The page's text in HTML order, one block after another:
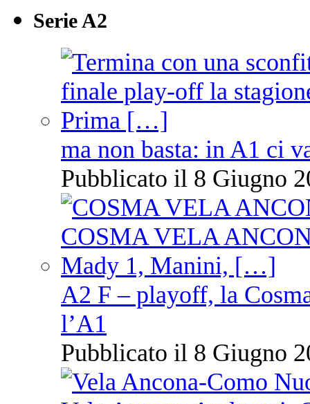
Serie A2
ma non basta: in A1 ci
Pubblicato il 8 Giugno
A2 F – playoff, la
l’A1
Pubblicato il 8 Giugno